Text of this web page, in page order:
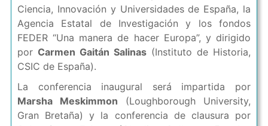
Ciencia, Innovación y Universidades de España, la
Agencia Estatal de Investigación y los fondos
FEDER “Una manera de hacer Europa”, y dirigido
por Carmen Gaitán Salinas (Instituto de Historia,
CSIC de España).
La conferencia inaugural será impartida por
Marsha Meskimmon (Loughborough University,
Gran Bretaña) y la conferencia de clausura por